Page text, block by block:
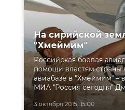
3 октября 2015, 15:00
На сирийской
"Хмеймим"
Российская боевая
помощи властям страны
авиабазе в "Хмеймим" –
МИА "Россия сегодня"